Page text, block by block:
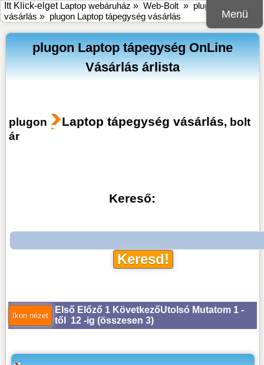
Menü
Itt Klick-elget Laptop webáruház » Web-Bolt » plugon online bolt
vásárlás » plugon Laptop tápegység vásárlás
plugon Laptop tápegység OnLine
Vásárlás árlista
plugon Laptop tápegység vásárlás, bolt
ár
Kereső:
Első Előző 1 KövetkezőUtolsó Mutatom 1 -
től 12 -ig (összesen 3)